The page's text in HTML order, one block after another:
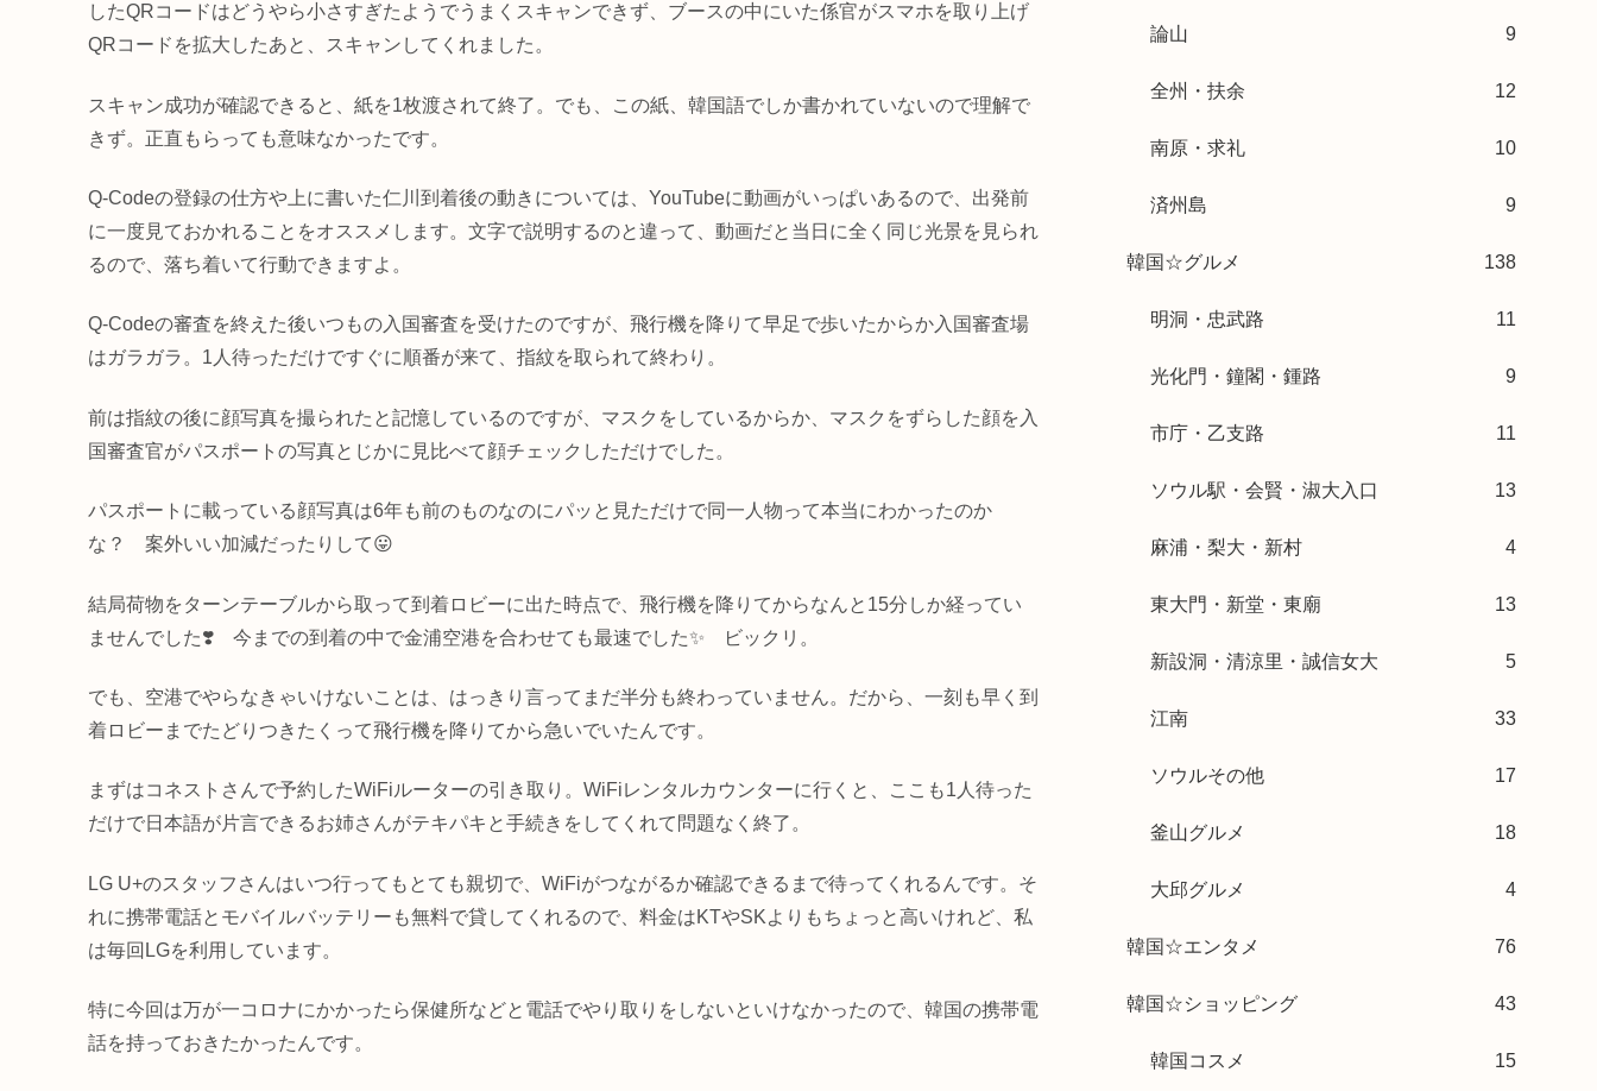
したQRコードはどうやら小さすぎたようでうまくスキャンできず、ブースの中にいた係官がスマホを取り上げ
QRコードを拡大したあと、スキャンしてくれました。
スキャン成功が確認できると、紙を1枚渡されて終了。でも、この紙、韓国語でしか書かれていないので理解で
きず。正直もらっても意味なかったです。
Q-Codeの登録の仕方や上に書いた仁川到着後の動きについては、YouTubeに動画がいっぱいあるので、出発前
に一度見ておかれることをオススメします。文字で説明するのと違って、動画だと当日に全く同じ光景を見られ
るので、落ち着いて行動できますよ。
Q-Codeの審査を終えた後いつもの入国審査を受けたのですが、飛行機を降りて早足で歩いたからか入国審査場
はガラガラ。1人待っただけですぐに順番が来て、指紋を取られて終わり。
前は指紋の後に顔写真を撮られたと記憶しているのですが、マスクをしているからか、マスクをずらした顔を入
国審査官がパスポートの写真とじかに見比べて顔チェックしただけでした。
パスポートに載っている顔写真は6年も前のものなのにパッと見ただけで同一人物って本当にわかったのか
な？ 案外いい加減だったりして😛
結局荷物をターンテーブルから取って到着ロビーに出た時点で、飛行機を降りてからなんと15分しか経ってい
ませんでした❣️ 今までの到着の中で金浦空港を合わせても最速でした✨ ビックリ。
でも、空港でやらなきゃいけないことは、はっきり言ってまだ半分も終わっていません。だから、一刻も早く到
着ロビーまでたどりつきたくって飛行機を降りてから急いでいたんです。
まずはコネストさんで予約したWiFiルーターの引き取り。WiFiレンタルカウンターに行くと、ここも1人待った
だけで日本語が片言できるお姉さんがテキパキと手続きをしてくれて問題なく終了。
LG U+のスタッフさんはいつ行ってもとても親切で、WiFiがつながるか確認できるまで待ってくれるんです。そ
れに携帯電話とモバイルバッテリーも無料で貸してくれるので、料金はKTやSKよりもちょっと高いけれど、私
は毎回LGを利用しています。
特に今回は万が一コロナにかかったら保健所などと電話でやり取りをしないといけなかったので、韓国の携帯電
話を持っておきたかったんです。
論山 9
全州・扶余 12
南原・求礼 10
済州島 9
韓国☆グルメ 138
明洞・忠武路 11
光化門・鐘閣・鍾路 9
市庁・乙支路 11
ソウル駅・会賢・淑大入口 13
麻浦・梨大・新村 4
東大門・新堂・東廟 13
新設洞・清涼里・誠信女大 5
江南 33
ソウルその他 17
釜山グルメ 18
大邱グルメ 4
韓国☆エンタメ 76
韓国☆ショッピング 43
韓国コスメ 15